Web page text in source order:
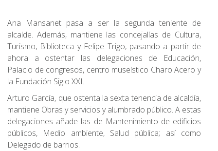
Ana Mansanet pasa a ser la segunda teniente de
alcalde. Además, mantiene las concejalías de Cultura,
Turismo, Biblioteca y Felipe Trigo, pasando a partir de
ahora a ostentar las delegaciones de Educación,
Palacio de congresos, centro museístico Charo Acero y
la Fundación Siglo XXI.
Arturo García, que ostenta la sexta tenencia de alcaldía,
mantiene Obras y servicios y alumbrado público. A estas
delegaciones añade las de Mantenimiento de edificios
públicos, Medio ambiente, Salud pública; así como
Delegado de barrios.